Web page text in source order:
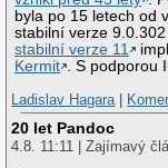
byla po 15 letech od
stabilní verze
stabilní verze 11
Kermit . S podporou
Ladislav Hagara |
20 let Pandoc
4.8. 11:11 | Zajímavý